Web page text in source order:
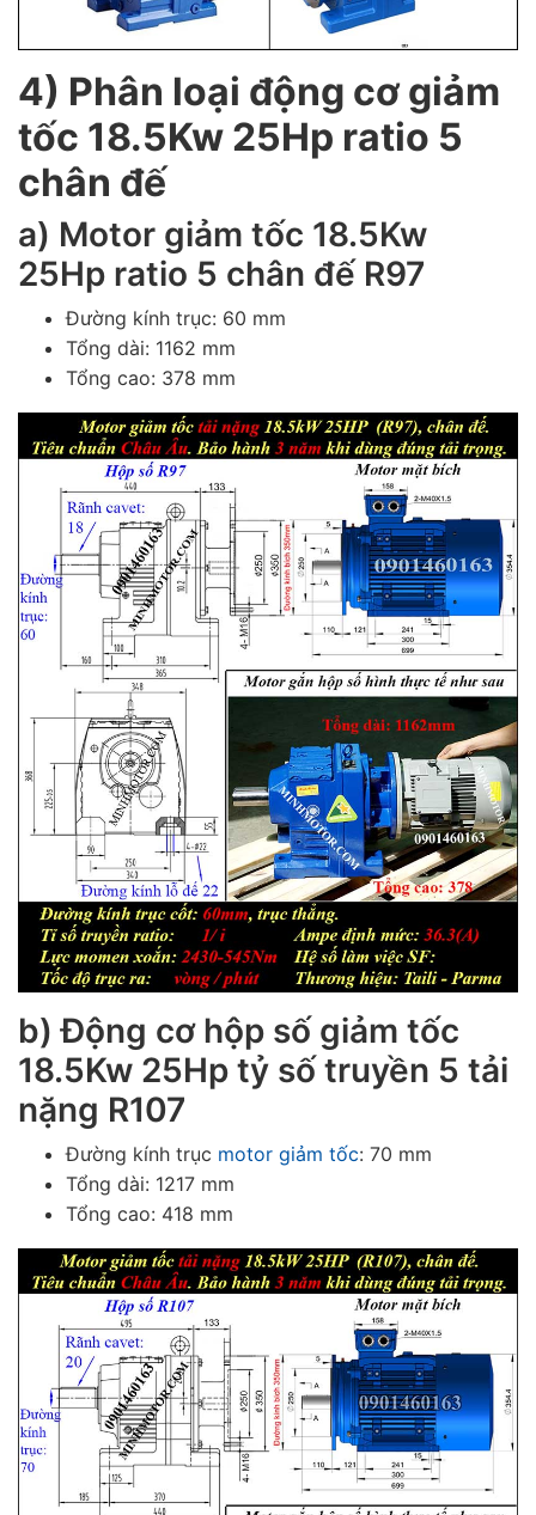
4) Phân loại động cơ giảm
tốc 18.5Kw 25Hp ratio 5
chân đế
a) Motor giảm tốc 18.5Kw
25Hp ratio 5 chân đế R97
Đường kính trục: 60 mm
Tổng dài: 1162 mm
Tổng cao: 378 mm
b) Động cơ hộp số giảm tốc
18.5Kw 25Hp tỷ số truyền 5 tải
nặng R107
Đường kính trục motor giảm tốc: 70 mm
Tổng dài: 1217 mm
Tổng cao: 418 mm